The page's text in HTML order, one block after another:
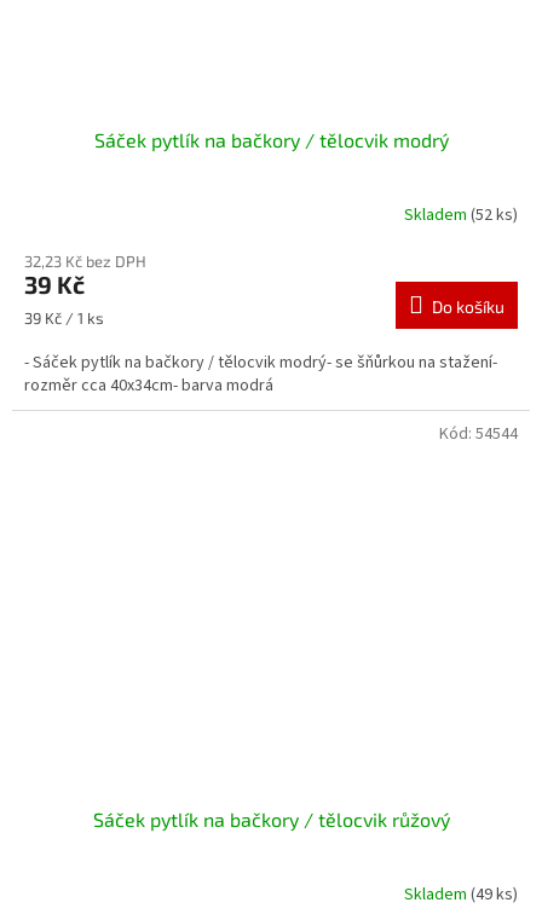
Sáček pytlík na bačkory / tělocvik modrý
Skladem (52 ks)
32,23 Kč bez DPH
39 Kč
Měrná
39 Kč / 1 ks
Do košíku
- Sáček pytlík na bačkory / tělocvik modrý- se šňůrkou na stažení-
rozměr cca 40x34cm- barva modrá
Sáček pytlík na bačkory / tělocvik růžový
Skladem (49 ks)
Kód: 54544